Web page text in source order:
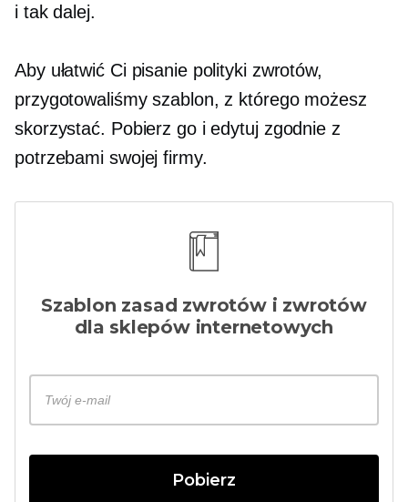
i tak dalej.
Aby ułatwić Ci pisanie polityki zwrotów,
przygotowaliśmy szablon, z którego możesz
skorzystać. Pobierz go i edytuj zgodnie z
potrzebami swojej firmy.
Szablon zasad zwrotów i zwrotów
dla sklepów internetowych
Pobierz